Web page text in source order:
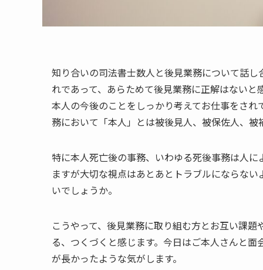
知り合いの司法書士数人と後見業務について話
れであって、あらためて後見業務に正解はない
本人の今後のことをしっかり考えてお仕事をさ
務において「本人」とは被後見人、被保佐人、被
特に本人死亡後の事務、いわゆる死後事務は人
ますが大切な視点はあとあとトラブルにならな
いでしょうか。
こうやって、後見業務に取り組む方とお互い課
る、つくづくと感じます。今日はご本人さんと
が長かったような気がします。